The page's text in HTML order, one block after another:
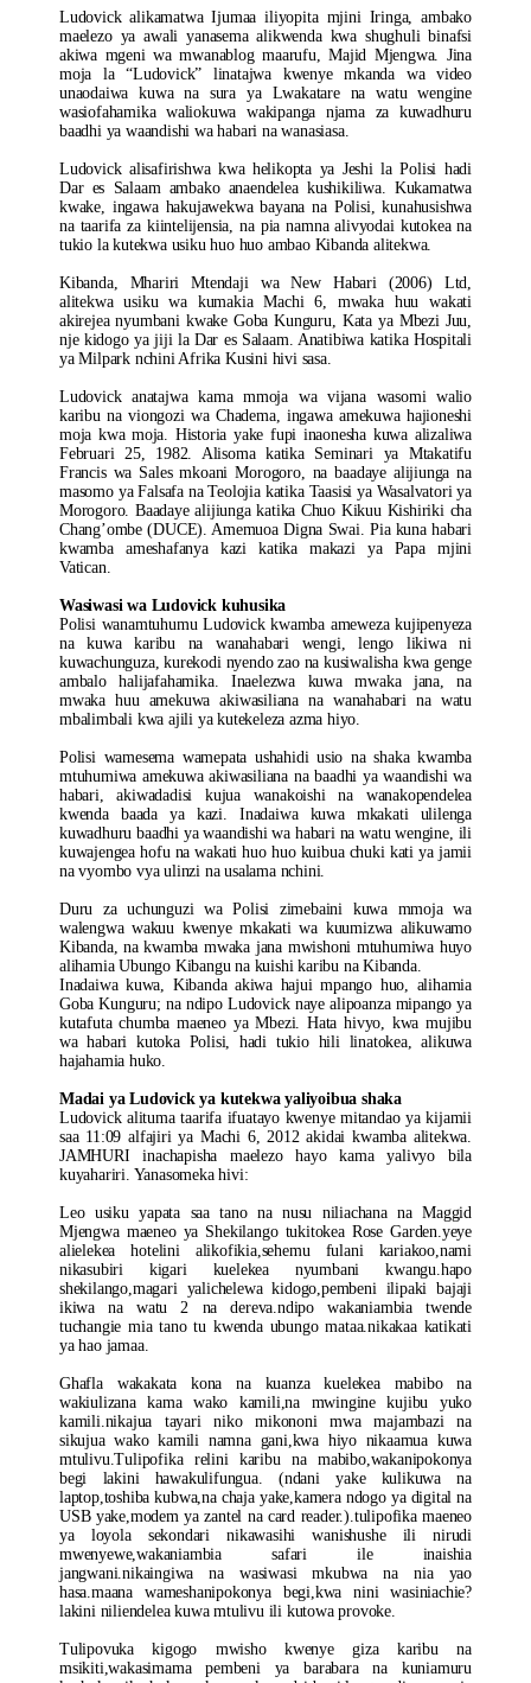
Ludovick alikamatwa Ijumaa iliyopita mjini Iringa, ambako
maelezo ya awali yanasema alikwenda kwa shughuli binafsi
akiwa mgeni wa mwanablog maarufu, Majid Mjengwa. Jina
moja la “Ludovick” linatajwa kwenye mkanda wa video
unaodaiwa kuwa na sura ya Lwakatare na watu wengine
wasiofahamika waliokuwa wakipanga njama za kuwadhuru
baadhi ya waandishi wa habari na wanasiasa.
Ludovick alisafirishwa kwa helikopta ya Jeshi la Polisi hadi
Dar es Salaam ambako anaendelea kushikiliwa. Kukamatwa
kwake, ingawa hakujawekwa bayana na Polisi, kunahusishwa
na taarifa za kiintelijensia, na pia namna alivyodai kutokea na
tukio la kutekwa usiku huo huo ambao Kibanda alitekwa.
Kibanda, Mhariri Mtendaji wa New Habari (2006) Ltd,
alitekwa usiku wa kumakia Machi 6, mwaka huu wakati
akirejea nyumbani kwake Goba Kunguru, Kata ya Mbezi Juu,
nje kidogo ya jiji la Dar es Salaam. Anatibiwa katika Hospitali
ya Milpark nchini Afrika Kusini hivi sasa.
Ludovick anatajwa kama mmoja wa vijana wasomi walio
karibu na viongozi wa Chadema, ingawa amekuwa hajioneshi
moja kwa moja. Historia yake fupi inaonesha kuwa alizaliwa
Februari 25, 1982. Alisoma katika Seminari ya Mtakatifu
Francis wa Sales mkoani Morogoro, na baadaye alijiunga na
masomo ya Falsafa na Teolojia katika Taasisi ya Wasalvatori ya
Morogoro. Baadaye alijiunga katika Chuo Kikuu Kishiriki cha
Chang’ombe (DUCE). Amemuoa Digna Swai. Pia kuna habari
kwamba ameshafanya kazi katika makazi ya Papa mjini
Vatican.
Wasiwasi wa Ludovick kuhusika
Polisi wanamtuhumu Ludovick kwamba ameweza kujipenyeza
na kuwa karibu na wanahabari wengi, lengo likiwa ni
kuwachunguza, kurekodi nyendo zao na kusiwalisha kwa genge
ambalo halijafahamika. Inaelezwa kuwa mwaka jana, na
mwaka huu amekuwa akiwasiliana na wanahabari na watu
mbalimbali kwa ajili ya kutekeleza azma hiyo.
Polisi wamesema wamepata ushahidi usio na shaka kwamba
mtuhumiwa amekuwa akiwasiliana na baadhi ya waandishi wa
habari, akiwadadisi kujua wanakoishi na wanakopendelea
kwenda baada ya kazi. Inadaiwa kuwa mkakati ulilenga
kuwadhuru baadhi ya waandishi wa habari na watu wengine, ili
kuwajengea hofu na wakati huo huo kuibua chuki kati ya jamii
na vyombo vya ulinzi na usalama nchini.
Duru za uchunguzi wa Polisi zimebaini kuwa mmoja wa
walengwa wakuu kwenye mkakati wa kuumizwa alikuwamo
Kibanda, na kwamba mwaka jana mwishoni mtuhumiwa huyo
alihamia Ubungo Kibangu na kuishi karibu na Kibanda.
Inadaiwa kuwa, Kibanda akiwa hajui mpango huo, alihamia
Goba Kunguru; na ndipo Ludovick naye alipoanza mipango ya
kutafuta chumba maeneo ya Mbezi. Hata hivyo, kwa mujibu
wa habari kutoka Polisi, hadi tukio hili linatokea, alikuwa
hajahamia huko.
Madai ya Ludovick ya kutekwa yaliyoibua shaka
Ludovick alituma taarifa ifuatayo kwenye mitandao ya kijamii
saa 11:09 alfajiri ya Machi 6, 2012 akidai kwamba alitekwa.
JAMHURI inachapisha maelezo hayo kama yalivyo bila
kuyahariri. Yanasomeka hivi:
Leo usiku yapata saa tano na nusu niliachana na Maggid
Mjengwa maeneo ya Shekilango tukitokea Rose Garden.yeye
alielekea hotelini alikofikia,sehemu fulani kariakoo,nami
nikasubiri kigari kuelekea nyumbani kwangu.hapo
shekilango,magari yalichelewa kidogo,pembeni ilipaki bajaji
ikiwa na watu 2 na dereva.ndipo wakaniambia twende
tuchangie mia tano tu kwenda ubungo mataa.nikakaa katikati
ya hao jamaa.
Ghafla wakakata kona na kuanza kuelekea mabibo na
wakiulizana kama wako kamili,na mwingine kujibu yuko
kamili.nikajua tayari niko mikononi mwa majambazi na
sikujua wako kamili namna gani,kwa hiyo nikaamua kuwa
mtulivu.Tulipofika relini karibu na mabibo,wakanipokonya
begi lakini hawakulifungua. (ndani yake kulikuwa na
laptop,toshiba kubwa,na chaja yake,kamera ndogo ya digital na
USB yake,modem ya zantel na card reader.).tulipofika maeneo
ya loyola sekondari nikawasihi wanishushe ili nirudi
mwenyewe,wakaniambia safari ile inaishia
jangwani.nikaingiwa na wasiwasi mkubwa na nia yao
hasa.maana wameshanipokonya begi,kwa nini wasiniachie?
lakini niliendelea kuwa mtulivu ili kutowa provoke.
Tulipovuka kigogo mwisho kwenye giza karibu na
msikiti,wakasimama pembeni ya barabara na kuniamuru